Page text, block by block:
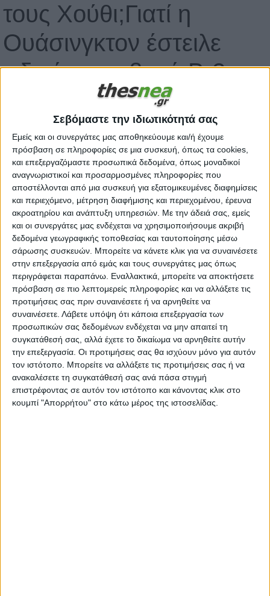
Σεβόμαστε την ιδιωτικότητά σας
Εμείς και οι συνεργάτες μας αποθηκεύουμε και/ή έχουμε
πρόσβαση σε πληροφορίες σε μια συσκευή, όπως τα cookies,
και επεξεργαζόμαστε προσωπικά δεδομένα, όπως μοναδικοί
αναγνωριστικοί και προσαρμοσμένες πληροφορίες που
αποστέλλονται από μια συσκευή για εξατομικευμένες διαφημίσεις
και περιεχόμενο, μέτρηση διαφήμισης και περιεχομένου, έρευνα
ακροατηρίου και ανάπτυξη υπηρεσιών. Με την άδειά σας, εμείς
και οι συνεργάτες μας ενδέχεται να χρησιμοποιήσουμε ακριβή
δεδομένα γεωγραφικής τοποθεσίας και ταυτοποίησης μέσω
σάρωσης συσκευών. Μπορείτε να κάνετε κλικ για να συναινέσετε
στην επεξεργασία από εμάς και τους συνεργάτες μας όπως
περιγράφεται παραπάνω. Εναλλακτικά, μπορείτε να αποκτήσετε
πρόσβαση σε πιο λεπτομερείς πληροφορίες και να αλλάξετε τις
προτιμήσεις σας πριν συναινέσετε ή να αρνηθείτε να
συναινέσετε. Λάβετε υπόψη ότι κάποια επεξεργασία των
προσωπικών σας δεδομένων ενδέχεται να μην απαιτεί τη
συγκατάθεσή σας, αλλά έχετε το δικαίωμα να αρνηθείτε αυτήν
την επεξεργασία. Οι προτιμήσεις σας θα ισχύουν μόνο για αυτόν
τον ιστότοπο. Μπορείτε να αλλάξετε τις προτιμήσεις σας ή να
ανακαλέσετε τη συγκατάθεσή σας ανά πάσα στιγμή
επιστρέφοντας σε αυτόν τον ιστότοπο και κάνοντας κλικ στο
κουμπί "Απορρήτου" στο κάτω μέρος της ιστοσελίδας.
τους Χούθι;Γιατί η
Ουάσινγκτον έστειλε
ειδικά τα φοβερά B-2
Διεθνή | 17.10.2024 | 20:01
Με δυνατότητα να επιχειρούν από ύψος όσο
πέντε φορές το υψόμετρο του Ολύμπου, το πρωί
της Πέμπτης 17 Οκτωβρίου, τα βομβαρδιστικά
Β-2 Stealth των ΗΠΕ έπληξαν αποθήκες όπλων
των Χούθι, «δορυφόρου» της Τεχεράνης, ενόψει
της ισραηλινής επίθεσης στην Τεχεράνη. Γιατί
όμως επέλεξαν αυτά το υπερόπλο;